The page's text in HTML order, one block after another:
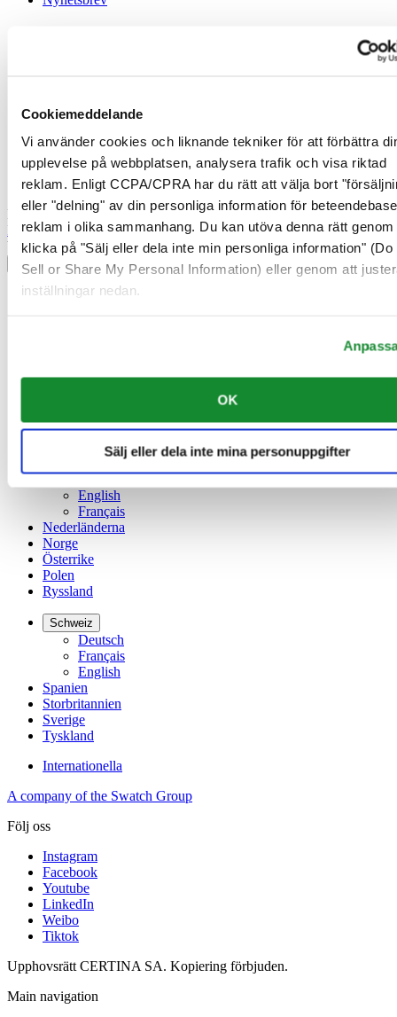
Cookiemeddelande
Vi använder cookies och liknande tekniker för att förbättra
upplevelse på webbplatsen, analysera trafik och visa riktad
reklam. Enligt CCPA/CPRA har du rätt att välja bort
eller "delning" av din personliga information för
reklam i olika sammanhang. Du kan utöva denna rätt genom
klicka på "Sälj eller dela inte min personliga information" (Do
Sell or Share My Personal Information) eller genom att
inställningar nedan.
OK
Sälj eller dela inte mina personuppgifter
Cookiemeddelande
Försäljningsvillkor
Ångerrätt / Frånträde av avtal
Gå med i Certina Klubben
Registrera dig för att få exklusiv information
Bli medlem
Välj land/region
Språkväljare
Belgien
France
English
简体中文
Luxemburg
English
Français
Nederländerna
Norge
Österrike
Polen
Ryssland
Schweiz
Deutsch
Français
English
Spanien
Storbritannien
Sverige
Tyskland
Internationella
A company of the Swatch Group
Följ oss
Instagram
Facebook
Youtube
LinkedIn
Weibo
Tiktok
Upphovsrätt CERTINA SA. Kopiering förbjuden.
Main navigation